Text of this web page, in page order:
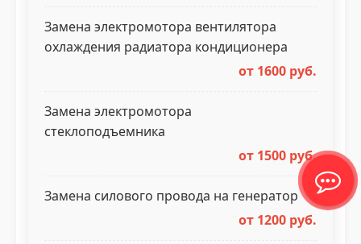
Замена электромотора вентилятора
охлаждения радиатора кондиционера
от 1600 руб.
Замена электромотора
стеклоподъемника
от 1500 руб.
Замена силового провода на генератор
от 1200 руб.